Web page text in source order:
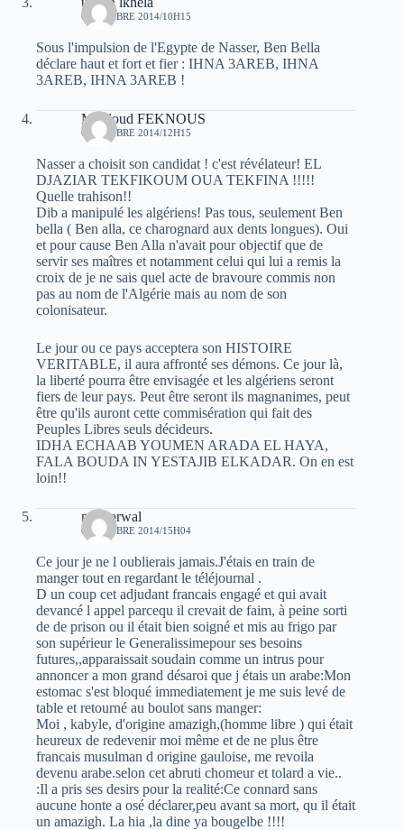
6 OCTOBRE 2014/10H15
Sous l'impulsion de l'Egypte de Nasser, Ben Bella
déclare haut et fort et fier : IHNA 3AREB, IHNA
3AREB, IHNA 3AREB !
Mouloud FEKNOUS
6 OCTOBRE 2014/12H15
Nasser a choisit son candidat ! c'est révélateur! EL
DJAZIAR TEKFIKOUM OUA TEKFINA !!!!!
Quelle trahison!!
Dib a manipulé les algériens! Pas tous, seulement Ben
bella ( Ben alla, ce charognard aux dents longues). Oui
et pour cause Ben Alla n'avait pour objectif que de
servir ses maîtres et notamment celui qui lui a remis la
croix de je ne sais quel acte de bravoure commis non
pas au nom de l'Algérie mais au nom de son
colonisateur.
Le jour ou ce pays acceptera son HISTOIRE
VERITABLE, il aura affronté ses démons. Ce jour là,
la liberté pourra être envisagée et les algériens seront
fiers de leur pays. Peut être seront ils magnanimes, peut
être qu'ils auront cette commisération qui fait des
Peuples Libres seuls décideurs.
IDHA ECHAAB YOUMEN ARADA EL HAYA,
FALA BOUDA IN YESTAJIB ELKADAR. On en est
loin!!
moh arwal
6 OCTOBRE 2014/15H04
Ce jour je ne l oublierais jamais.J'étais en train de
manger tout en regardant le téléjournal .
D un coup cet adjudant francais engagé et qui avait
devancé l appel parcequ il crevait de faim, à peine sorti
de de prison ou il était bien soigné et mis au frigo par
son supérieur le Generalissimepour ses besoins
futures,,apparaissait soudain comme un intrus pour
annoncer a mon grand désaroi que j étais un arabe:Mon
estomac s'est bloqué immediatement je me suis levé de
table et retourné au boulot sans manger:
Moi , kabyle, d'origine amazigh,(homme libre ) qui était
heureux de redevenir moi même et de ne plus être
francais musulman d origine gauloise, me revoila
devenu arabe.selon cet abruti chomeur et tolard a vie..
:Il a pris ses desirs pour la realité:Ce connard sans
aucune honte a osé déclarer,peu avant sa mort, qu il était
un amazigh. La hia ,la dine ya bougelbe !!!!